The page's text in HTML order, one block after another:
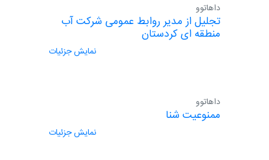
داهاتوو
تجلیل از مدیر روابط عمومی شرکت آب
منطقه ای کردستان
نمایش جزئیات
داهاتوو
ممنوعیت شنا
نمایش جزئیات